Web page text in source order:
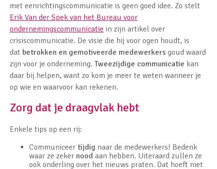
met eenrichtingscommunicatie is geen goed idee. Zo stelt
Erik Van der Spek van het Bureau voor
ondernemingscommunicatie in zijn artikel over
crisiscommunicatie. De visie die hij voor ogen houdt, is
dat betrokken en gemotiveerde medewerkers goud waard
zijn voor je onderneming. Tweezijdige communicatie kan
daar bij helpen, want zo kom je meer te weten wanneer je
op wie en waarvoor kan rekenen.
Zorg dat je draagvlak hebt
Enkele tips op een rij:
Communiceer tijdig naar de medewerkers! Bedenk
waar ze zeker nood aan hebben. Uiteraard zullen ze
ook onderling over het nieuws praten. Dat hoeft niet